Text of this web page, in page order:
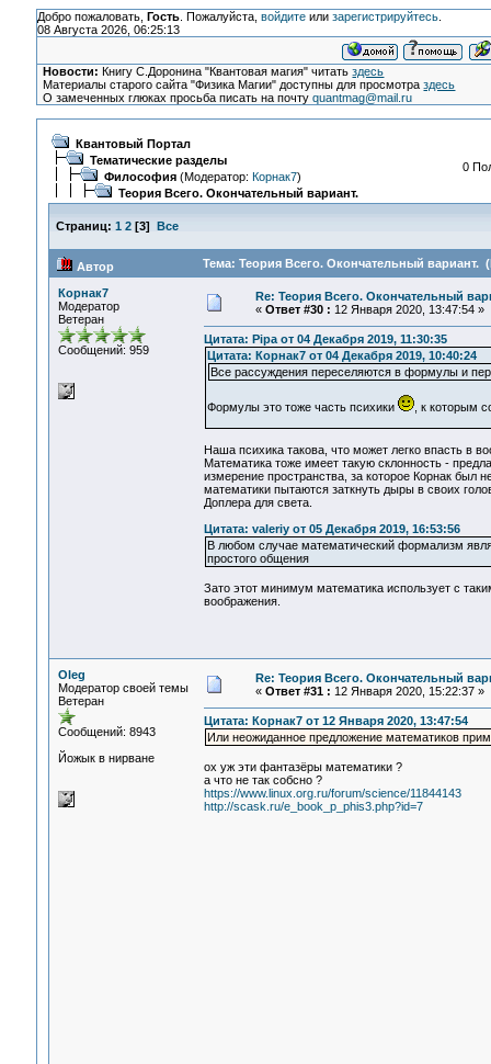
Добро пожаловать, Гость. Пожалуйста, войдитеили зарегистрируйтесь.
08 Августа 2026, 06:25:13
Новости: Книгу С.Доронина "Квантовая магия" читатьздесь
Материалы старого сайта "Физика Магии" доступны для просмотраздесь
О замеченных глюках просьба писать на почтуquantmag@mail.ru
Квантовый Портал
Тематические разделы
Философия(Модератор: Корнак7)
Теория Всего. Окончательный вариант.
0
Страниц: 1 2[3] Все
Автор Тема: Теория Всего. Окончательный вариант.
Корнак7
Модератор
Ветеран
Сообщений: 959
Re: Теория Всего. Окончательный
« Ответ #30 : 12 Января 2020, 13:47:54 »
Цитата: Pipa от 04 Декабря 2019, 11:30:35
Цитата: Корнак7 от 04 Декабря 2019, 10:40:24
Все рассуждения переселяются в формулы и
Формулы это тоже часть психики , к которым
Наша психика такова, что может легко впасть в
Математика тоже имеет такую склонность -
измерение пространства, за которое Корнак был
математики пытаются заткнуть дыры в своих
Доплера для света.
Цитата: valeriy от 05 Декабря 2019, 16:53:56
В любом случае математический формализм
простого общения
Зато этот минимум математика использует с
воображения.
Oleg
Модератор своей темы
Ветеран
Сообщений: 8943
Йожык в нирване
Re: Теория Всего. Окончательный
« Ответ #31 : 12 Января 2020, 15:22:37 »
Цитата: Корнак7 от 12 Января 2020, 13:47:54
Или неожиданное предложение математиков
ох уж эти фантазёры математики ?
а что не так собсно ?
https://www.linux.org.ru/forum/science/11844143
http://scask.ru/e_book_p_phis3.php?id=7